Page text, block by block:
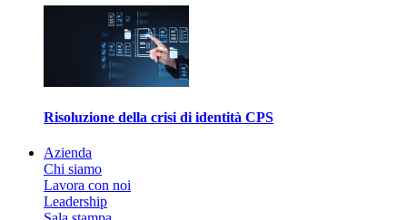
Risoluzione della crisi di identità CPS
Azienda
Chi siamo
Lavora con noi
Leadership